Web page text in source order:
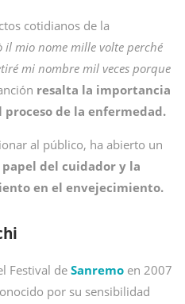
cotidianos de la
il mio nome mille volte perché
mi nombre mil veces porque
resalta la importancia
de la enfermedad.
al público, ha abierto un
del cuidador y la
en el envejecimiento.
Festival de Sanremo en 2007
por su sensibilidad